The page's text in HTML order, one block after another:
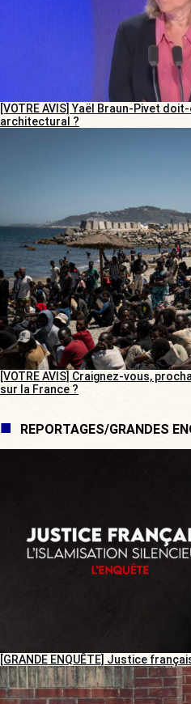
[VOTRE AVIS] Yaël Braun-Pivet
architectural ?
[VOTRE AVIS] Craignez-vous,
sur la France ?
REPORTAGES/GRANDES
[GRANDE ENQUÊTE] Justice